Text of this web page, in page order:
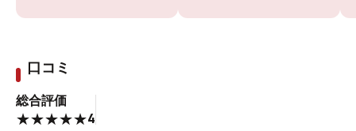
口コミ
総合評価
★★★★★4